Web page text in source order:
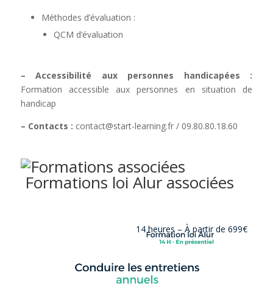
Méthodes d’évaluation :
QCM d’évaluation
– Accessibilité aux personnes handicapées :
Formation accessible aux personnes en situation de
handicap
– Contacts : contact@start-learning.fr/ 09.80.80.18.60
Formations loi Alur associées
14 heures – À partir de 699€